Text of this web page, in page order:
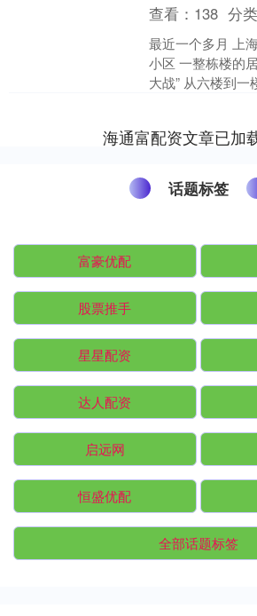
查看： 138 分
最近一个多月 上
小区 一整栋楼的
大战” 从六楼到
海通富配资文章已加
话题标签
富豪优配
股票推手
星星配资
达人配资
启远网
恒盛优配
全部话题标签